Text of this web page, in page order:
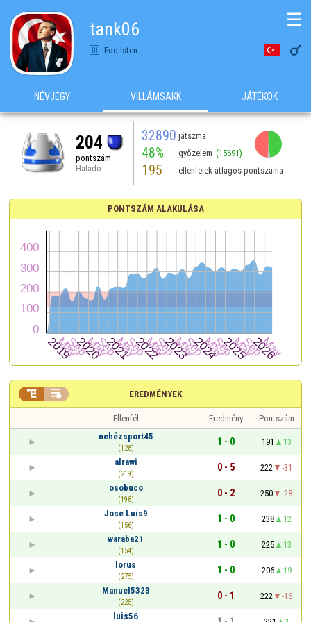
tank06
Fod-Isten 
☰
NÉVJEGY VILLÁMSAKK JÁTÉKOK
204
pontszám
Haladó
32890 játszma
48% győzelem (15691)
195 ellenfelek átlagos pontszáma
PONTSZÁM ALAKULÁSA
EREDMÉNYEK
 
Ellenfél Eredmény
Pontszám
nehézsport45
(128)
1 - 0 191
13
alrawi
(219)
0 - 5 222
-31
osobuco
(198)
0 - 2 250
-28
Jose Luis9
(156)
1 - 0 238
12
waraba21
(154)
1 - 0 225
13
lorus
(275)
1 - 0 206
19
Manuel5323
(225)
0 - 1 222
-16
luis56